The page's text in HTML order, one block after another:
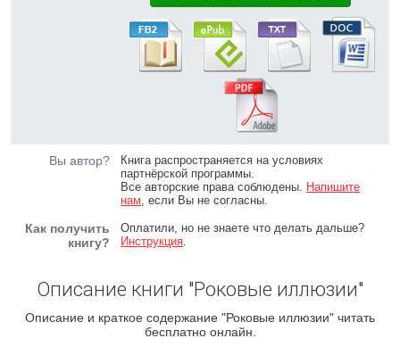
Вы автор?
Книга распространяется на условиях
партнёрской программы.
Все авторские права соблюдены. Напишите
нам, если Вы не согласны.
Как получить
книгу?
Оплатили, но не знаете что делать дальше?
Инструкция.
Описание книги "Роковые иллюзии"
Описание и краткое содержание "Роковые иллюзии" читать
бесплатно онлайн.